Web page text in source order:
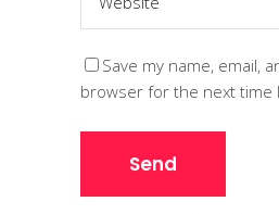
Save my name, email,
browser for the next time